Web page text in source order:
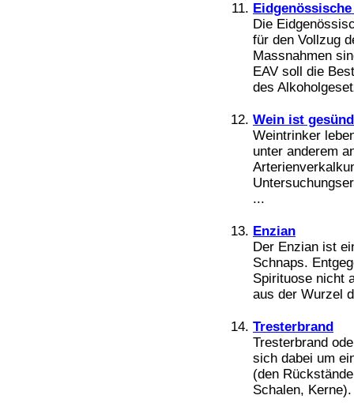
Die
für den Vollzug
Massnahmen
EAV soll die
des
Wein ist
Weintrinker
unter anderem
...
Enzian
Der Enzian ist
Schnaps.
Spirituose nicht
aus der Wurzel
Tresterbrand
Tresterbrand
sich dabei um
(den
Schalen,